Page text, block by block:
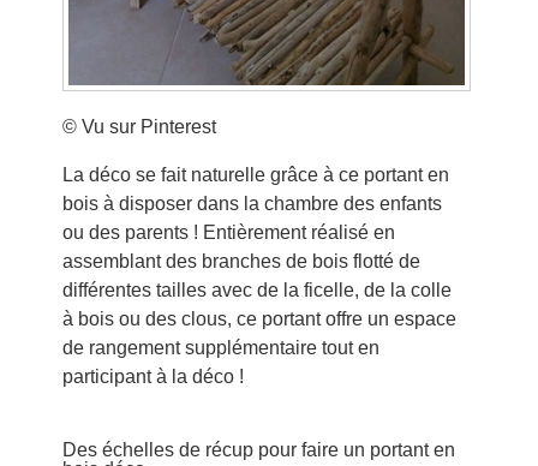
© Vu sur Pinterest
La déco se fait naturelle grâce à ce portant en
bois à disposer dans la chambre des enfants
ou des parents ! Entièrement réalisé en
assemblant des branches de bois flotté de
différentes tailles avec de la ficelle, de la colle
à bois ou des clous, ce portant offre un espace
de rangement supplémentaire tout en
participant à la déco !
Des échelles de récup pour faire un portant en